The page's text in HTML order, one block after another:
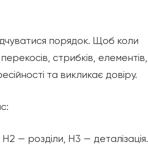
порядок. Щоб коли
стрибків, елементів,
та викликає довіру.
— розділи, H3 — деталізація.